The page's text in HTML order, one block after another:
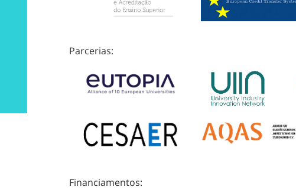
Parcerias:
Financiamentos: